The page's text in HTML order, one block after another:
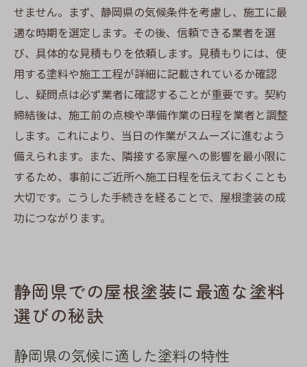
せません。まず、静岡県の気候条件を考慮し、施工に最
適な時期を選定します。その後、信頼できる業者を選
び、具体的な見積もりを依頼します。見積もりには、使
用する塗料や施工工程が詳細に記載されているか確認
し、疑問点は必ず業者に確認することが重要です。契約
締結後は、施工前の点検や準備作業の日程を業者と調整
します。これにより、当日の作業がスムーズに進むよう
備えられます。また、隣接する家屋への影響を最小限に
するため、事前にご近所へ施工日程を伝えておくことも
大切です。こうした手続きを経ることで、屋根塗装の成
功につながります。
静岡県での屋根塗装に最適な塗料
選びの秘訣
静岡県の気候に適した塗料の特性